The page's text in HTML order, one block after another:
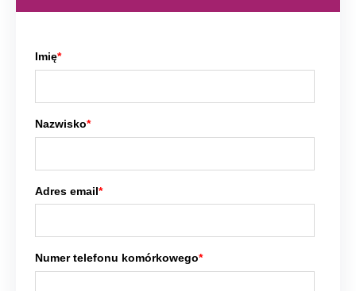
Imię*
Nazwisko*
Adres email*
Numer telefonu komórkowego*